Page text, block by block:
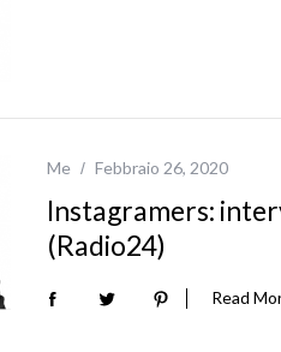
Me Febbraio 26, 2020
Instagramers:
(Radio24)
Read